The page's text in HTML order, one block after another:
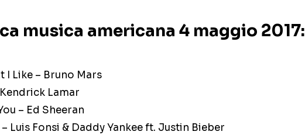
musica americana 4 maggio 2017:
I Like – Bruno Mars
Lamar
– Ed Sheeran
Luis Fonsi & Daddy Yankee ft. Justin Bieber